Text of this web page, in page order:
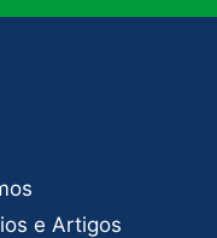
e Artigos